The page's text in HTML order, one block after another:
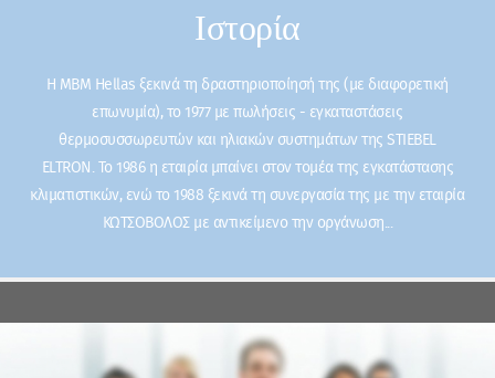
Ιστορία
Η ΜΒΜ Hellas ξεκινά τη δραστηριοποίησή της (με διαφορετική
επωνυμία), το 1977 με πωλήσεις - εγκαταστάσεις
θερμοσυσσωρευτών και ηλιακών συστημάτων της STIEBEL
ELTRON. Το 1986 η εταιρία μπαίνει στον τομέα της εγκατάστασης
κλιματιστικών, ενώ το 1988 ξεκινά τη συνεργασία της με την εταιρία
ΚΩΤΣΟΒΟΛΟΣ με αντικείμενο την οργάνωση...